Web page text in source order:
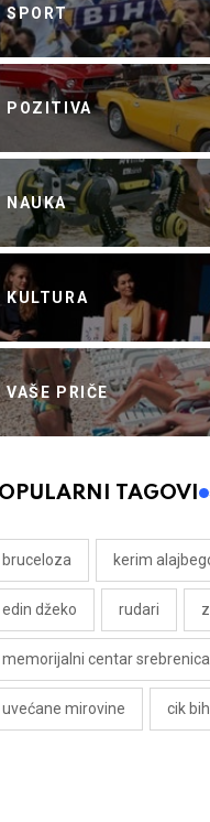
SPORT
POZITIVA
NAUKA
KULTURA
VAŠE PRIČE
TAGOVI
bruceloza kerim
edin džeko rudari
memorijalni centar srebrenica
uvećane mirovine cik bih